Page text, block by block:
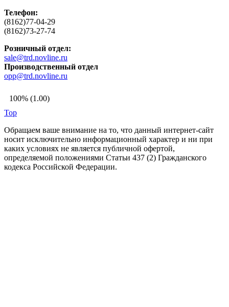
Телефон:
(8162)77-04-29
(8162)73-27-74
Розничный отдел:
sale@trd.novline.ru
Производственный отдел
opp@trd.novline.ru
100% (1.00)
Top
Обращаем ваше внимание на то, что данный интернет-сайт
носит исключительно информационный характер и ни при
каких условиях не является публичной офертой,
определяемой положениями Статьи 437 (2) Гражданского
кодекса Российской Федерации.